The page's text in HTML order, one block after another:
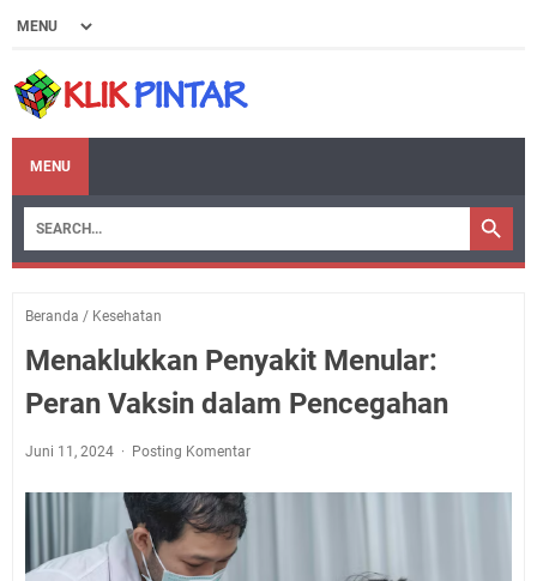
MENU
Beranda / Kesehatan
Menaklukkan Penyakit Menular:
Peran Vaksin dalam Pencegahan
Juni 11, 2024 Posting Komentar